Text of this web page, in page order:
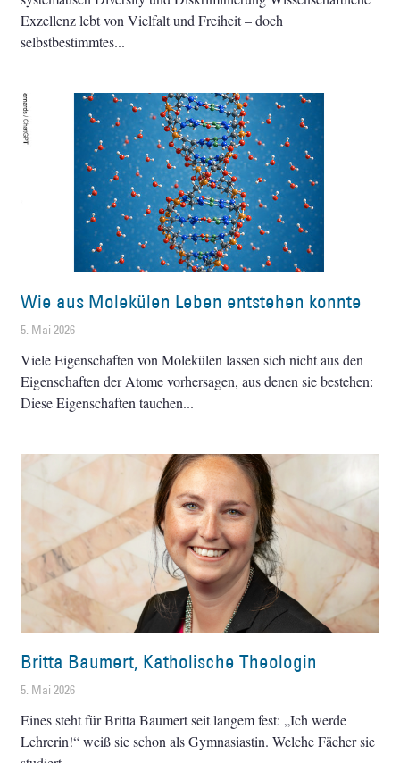
Exzellenz lebt von Vielfalt und Freiheit – doch
selbstbestimmtes
Wie aus Molekülen Leben entstehen konnte
5. Mai 2026
Viele Eigenschaften von Molekülen lassen sich nicht aus den
Eigenschaften der Atome vorhersagen, aus denen sie bestehen:
Diese Eigenschaften tauchen
Britta Baumert, Katholische Theologin
5. Mai 2026
Eines steht für Britta Baumert seit langem fest: „Ich werde
Lehrerin!“ weiß sie schon als Gymnasiastin. Welche Fächer sie